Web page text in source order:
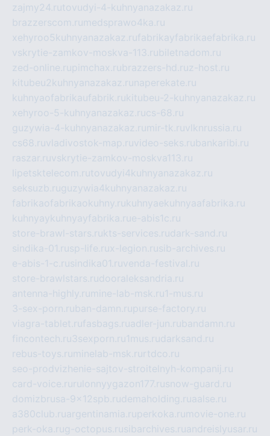
zajmy24.rutovudyi-4-kuhnyanazakaz.ru
brazzerscom.ru medsprawo4ka.ru
xehyroo5kuhnyanazakaz.rufabrikayfabrikaefabrika.ru
vskrytie-zamkov-moskva-113.rubiletnadom.ru
zed-online.rupimchax.rubrazzers-hd.ruz-host.ru
kitubeu2kuhnyanazakaz.ru naperekate.ru
kuhnyaofabrikaufabrik.rukitubeu-2-kuhnyanazakaz.ru
xehyroo-5-kuhnyanazakaz.rucs-68.ru
guzywia-4-kuhnyanazakaz.ru mir-tk.ruvlknrussia.ru
cs68.ruvladivostok-map.ruvideo-seks.rubankaribi.ru
raszar.ruvskrytie-zamkov-moskva113.ru
lipetsktelecom.rutovudyi4kuhnyanazakaz.ru
seksuzb.ruguzywia4kuhnyanazakaz.ru
fabrikaofabrikaokuhny.rukuhnyaekuhnyaafabrika.ru
kuhnyaykuhnyayfabrika.rue-abis1c.ru
store-brawl-stars.rukts-services.rudark-sand.ru
sindika-01.rusp-life.rux-legion.rusib-archives.ru
e-abis-1-c.rusindika01.ruvenda-festival.ru
store-brawlstars.rudooraleksandria.ru
antenna-highly.ru mine-lab-msk.ru1-mus.ru
3-sex-porn.ruban-damn.rupurse-factory.ru
viagra-tablet.rufasbags.ruadler-jun.rubandamn.ru
fincontech.ru3sexporn.ru1mus.rudarksand.ru
rebus-toys.ru minelab-msk.ru rtdco.ru
seo-prodvizhenie-sajtov-stroitelnyh-kompanij.ru
card-voice.ru rulonnyygazon177.rusnow-guard.ru
domizbrusa-9x12spb.rudemaholding.ruaalse.ru
a380club.ruargentinamia.ruperkoka.ru movie-one.ru
perk-oka.rug-octopus.rusibarchives.ruandreislyusar.ru